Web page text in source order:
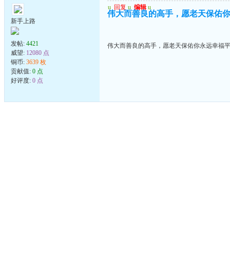
新手上路
发帖: 4421
威望: 12080 点
铜币: 3639 枚
贡献值: 0 点
好评度: 0 点
u 回复 u 编辑 u
伟大而善良的高手，愿老天保佑
伟大而善良的高手，愿老天保佑你永远幸福